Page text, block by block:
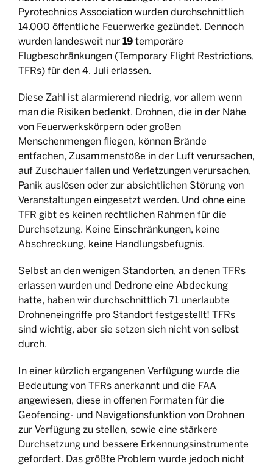
Pyrotechnics Association wurden durchschnittlich
14.000 öffentliche Feuerwerke gezündet. Dennoch
wurden landesweit nur 19 temporäre
Flugbeschränkungen (Temporary Flight Restrictions,
TFRs) für den 4. Juli erlassen.
Diese Zahl ist alarmierend niedrig, vor allem wenn
man die Risiken bedenkt. Drohnen, die in der Nähe
von Feuerwerkskörpern oder großen
Menschenmengen fliegen, können Brände
entfachen, Zusammenstöße in der Luft verursachen,
auf Zuschauer fallen und Verletzungen verursachen,
Panik auslösen oder zur absichtlichen Störung von
Veranstaltungen eingesetzt werden. Und ohne eine
TFR gibt es keinen rechtlichen Rahmen für die
Durchsetzung. Keine Einschränkungen, keine
Abschreckung, keine Handlungsbefugnis.
Selbst an den wenigen Standorten, an denen TFRs
erlassen wurden und Dedrone eine Abdeckung
hatte, haben wir durchschnittlich 71 unerlaubte
Drohneneingriffe pro Standort festgestellt! TFRs
sind wichtig, aber sie setzen sich nicht von selbst
durch.
In einer kürzlich ergangenen Verfügung wurde die
Bedeutung von TFRs anerkannt und die FAA
angewiesen, diese in offenen Formaten für die
Geofencing- und Navigationsfunktion von Drohnen
zur Verfügung zu stellen, sowie eine stärkere
Durchsetzung und bessere Erkennungsinstrumente
gefordert. Das größte Problem wurde jedoch nicht